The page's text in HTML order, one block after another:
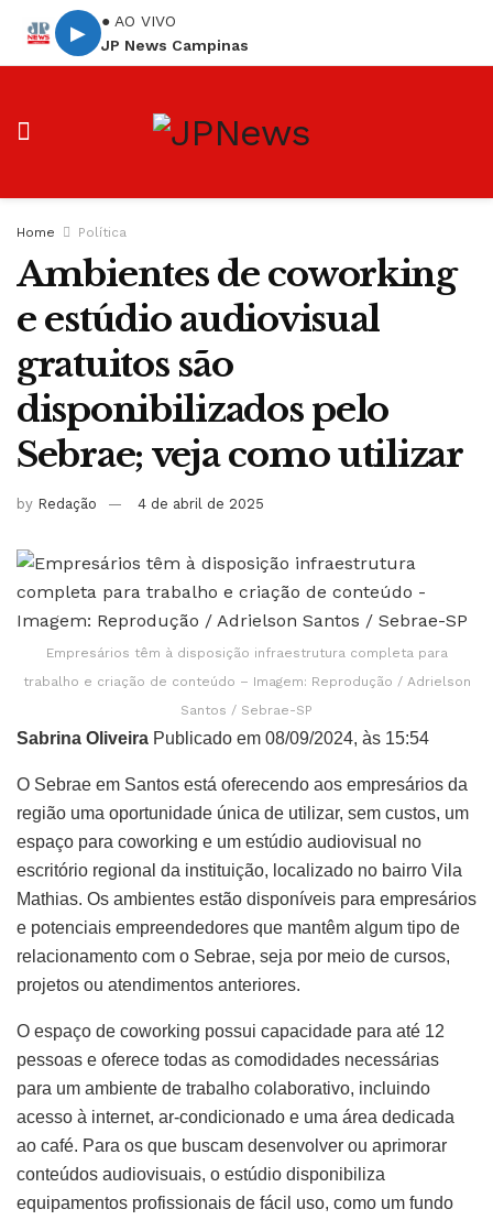
▶
● AO VIVO
JP News Campinas
Home Política
Ambientes de coworking
e estúdio audiovisual
gratuitos são
disponibilizados pelo
Sebrae; veja como utilizar
by Redação 4 de abril de 2025
Empresários têm à disposição infraestrutura completa para
trabalho e criação de conteúdo – Imagem: Reprodução / Adrielson
Santos / Sebrae-SP
Sabrina Oliveira Publicado em 08/09/2024, às 15:54
O Sebrae em Santos está oferecendo aos empresários da
região uma oportunidade única de utilizar, sem custos, um
espaço para coworking e um estúdio audiovisual no
escritório regional da instituição, localizado no bairro Vila
Mathias. Os ambientes estão disponíveis para empresários
e potenciais empreendedores que mantêm algum tipo de
relacionamento com o Sebrae, seja por meio de cursos,
projetos ou atendimentos anteriores.
O espaço de coworking possui capacidade para até 12
pessoas e oferece todas as comodidades necessárias
para um ambiente de trabalho colaborativo, incluindo
acesso à internet, ar-condicionado e uma área dedicada
ao café. Para os que buscam desenvolver ou aprimorar
conteúdos audiovisuais, o estúdio disponibiliza
equipamentos profissionais de fácil uso, como um fundo